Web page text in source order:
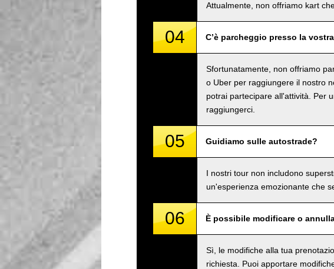
Attualmente, non offriamo kart
04 C’è parcheggio presso la
Sfortunatamente, non offriamo
o Uber per raggiungere il nostro
potrai partecipare all'attività. Per
raggiungerci.
05 Guidiamo sulle autostrade?
I nostri tour non includono
un'esperienza emozionante che
06 È possibile modificare o
Sì, le modifiche alla tua
richiesta. Puoi apportare